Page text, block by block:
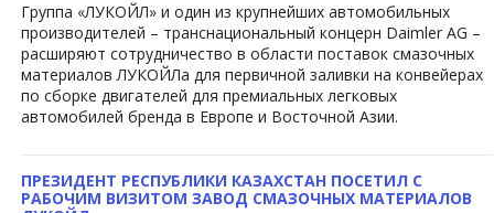
Группа «ЛУКОЙЛ» и один из крупнейших автомобильных
производителей – транснациональный концерн Daimler AG –
расширяют сотрудничество в области поставок смазочных
материалов ЛУКОЙЛа для первичной заливки на конвейерах
по сборке двигателей для премиальных легковых
автомобилей бренда в Европе и Восточной Азии.
ПРЕЗИДЕНТ РЕСПУБЛИКИ КАЗАХСТАН ПОСЕТИЛ С
РАБОЧИМ ВИЗИТОМ ЗАВОД СМАЗОЧНЫХ МАТЕРИАЛОВ